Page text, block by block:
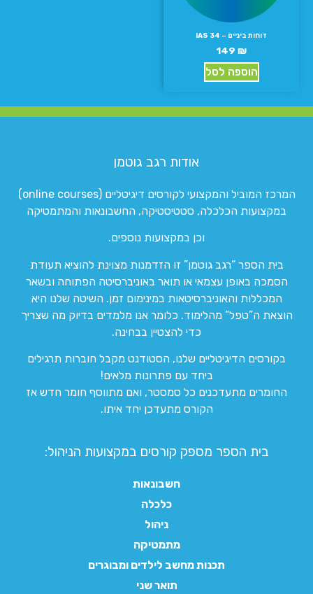
דוחות ביניים – IAS 34
149 ₪
הוספה לסל
אודות רגב גוטמן
המרכז המוביל והמקצועי לקורסים דיגיטליים (online courses)
במקצועות הכלכלה, סטטיסטיקה, החשבונאות והמתמטיקה
וכן במקצועות נוספים.
בית הספר “רגב גוטמן” זו הזדמנות מצוינת להוציא תעודת
הסמכה באופן עצמאי או תואר באוניברסיטה הפתוחה ובשאר
המכללות והאוניברסיטאות במינימום זמן. השיטה שלנו היא
הוצאת ה”טפל” מהלימוד. כלומר אנו מלמדים בדיוק מה שצריך
כדי להצטיין בבחינה.
בקורסים הדיגיטליים שלנו, הסטודנט מקבל חוברות תרגילים
ביחד עם פתרונות מלאים!
החומרים מתעדכנים כל סמסטר, ואם מתווסף חומר חדש אז
הקורס מתעדכן יחד איתו.
בית הספר מספק קורסים במקצועות הניהול:
חשבונאות
כלכלה
ניהול
מתמטיקה
תכנות מחשב לילדים ומבוגרים
תואר שני